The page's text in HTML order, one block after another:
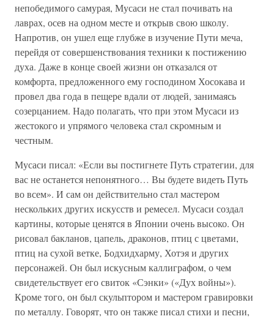
непобедимого самурая, Мусаси не стал почивать на
лаврах, осев на одном месте и открыв свою школу.
Напротив, он ушел еще глубже в изучение Пути меча,
перейдя от совершенствования техники к постижению
духа. Даже в конце своей жизни он отказался от
комфорта, предложенного ему господином Хосокава и
провел два года в пещере вдали от людей, занимаясь
созерцанием. Надо полагать, что при этом Мусаси из
жестокого и упрямого человека стал скромным и
честным.
Мусаси писал: «Если вы постигнете Путь стратегии, для
вас не останется непонятного… Вы будете видеть Путь
во всем». И сам он действительно стал мастером
нескольких других искусств и ремесел. Мусаси создал
картины, которые ценятся в Японии очень высоко. Он
рисовал бакланов, цапель, драконов, птиц с цветами,
птиц на сухой ветке, Бодхидхарму, Хотэя и других
персонажей. Он был искусным каллиграфом, о чем
свидетельствует его свиток «Сэнки» («Дух войны»).
Кроме того, он был скульптором и мастером гравировки
по металлу. Говорят, что он также писал стихи и песни,